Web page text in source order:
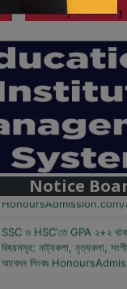
Notice
বাজেটের মধ্যে প্রাইভেট
২০টির অধিক বিষয়, ৪ বছরে মোট
টাকা। আবেদন লিংকঃ
বিষয়সমূহ: নাট্যকলা, নৃত্যকলা,
আবেদন লিংকঃ